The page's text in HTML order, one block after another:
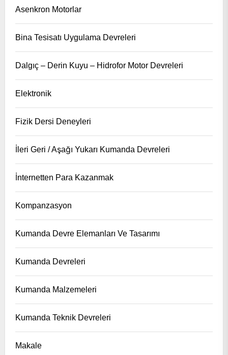
Asenkron Motorlar
Bina Tesisatı Uygulama Devreleri
Dalgıç – Derin Kuyu – Hidrofor Motor Devreleri
Elektronik
Fizik Dersi Deneyleri
İleri Geri / Aşağı Yukarı Kumanda Devreleri
İnternetten Para Kazanmak
Kompanzasyon
Kumanda Devre Elemanları Ve Tasarımı
Kumanda Devreleri
Kumanda Malzemeleri
Kumanda Teknik Devreleri
Makale